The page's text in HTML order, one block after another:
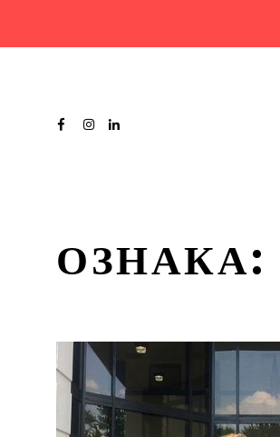
ОЗНАКА: